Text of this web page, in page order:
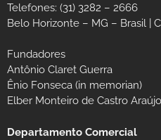
Telefones: (31) 3282 – 2666
Belo Horizonte – MG – Brasil |
Fundadores
Antônio Claret Guerra
Ênio Fonseca (in memorian)
Elber Monteiro de Castro
Departamento Comercial